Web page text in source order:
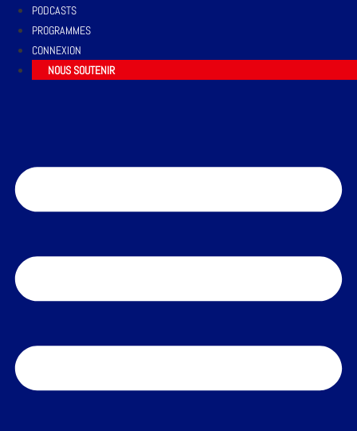
PODCASTS
PROGRAMMES
CONNEXION
NOUS SOUTENIR